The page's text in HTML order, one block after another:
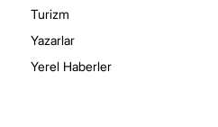
Turizm
Yazarlar
Yerel Haberler